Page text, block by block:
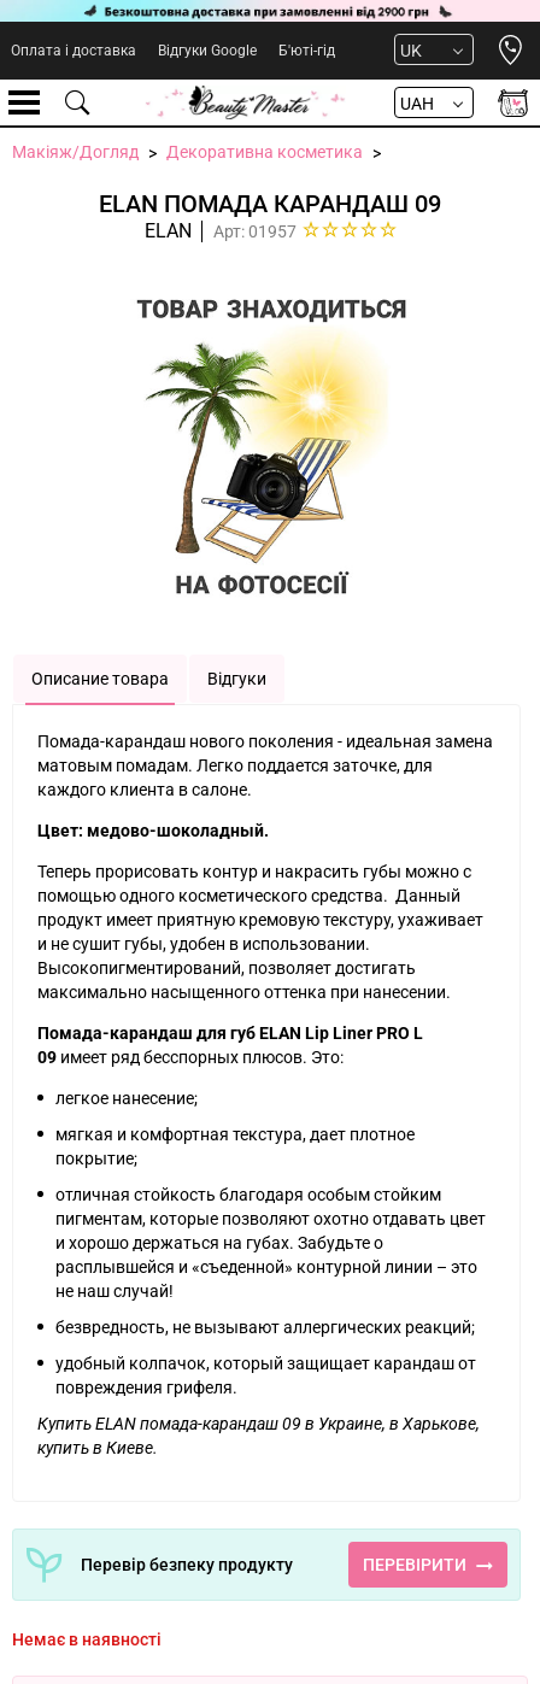
Оплата і доставка Відгуки Google Б'юті-гід UK
UAH
Макіяж/Догляд Декоративна косметика
ELAN ПОМАДА КАРАНДАШ 09
ELAN Арт: 01957
Описание товара Відгуки
Помада-карандаш нового поколения - идеальная замена
матовым помадам. Легко поддается заточке, для
каждого клиента в салоне.
Цвет: медово-шоколадный.
Теперь прорисовать контур и накрасить губы можно с
помощью одного косметического средства. Данный
продукт имеет приятную кремовую текстуру, ухаживает
и не сушит губы, удобен в использовании.
Высокопигментирований, позволяет достигать
максимально насыщенного оттенка при нанесении.
Помада-карандаш для губ ELAN Lip Liner PRO L
09 имеет ряд бесспорных плюсов. Это:
легкое нанесение;
мягкая и комфортная текстура, дает плотное
покрытие;
отличная стойкость благодаря особым стойким
пигментам, которые позволяют охотно отдавать цвет
и хорошо держаться на губах. Забудьте о
расплывшейся и «съеденной» контурной линии – это
не наш случай!
безвредность, не вызывают аллергических реакций;
удобный колпачок, который защищает карандаш от
повреждения грифеля.
Купить ELAN помада-карандаш 09 в Украине, в Харькове,
купить в Киеве.
Перевір безпеку продукту ПЕРЕВІРИТИ
Немає в наявності